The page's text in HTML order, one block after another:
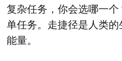
复杂任务，你会选哪一
单任务。走捷径是人类
能量。